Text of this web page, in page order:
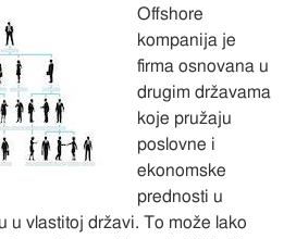
Offshore
kompanija je
firma osnovana u
drugim državama
koje pružaju
poslovne i
ekonomske
prednosti u
u vlastitoj državi. To može lako